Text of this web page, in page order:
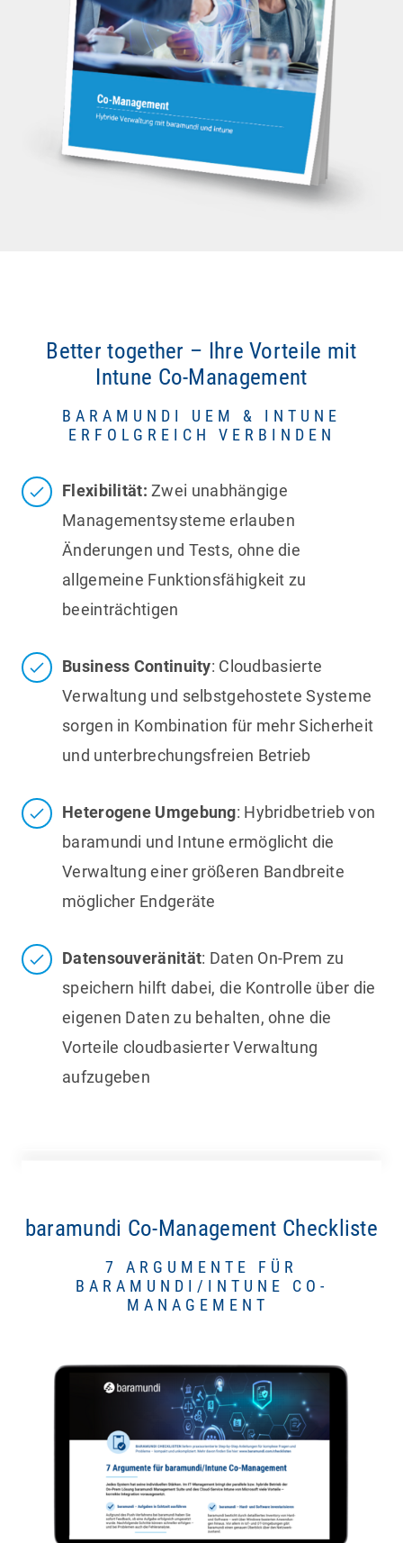
Better together – Ihre Vorteile mit
Intune Co-Management
BARAMUNDI UEM & INTUNE
ERFOLGREICH VERBINDEN
Flexibilität: Zwei unabhängige
Managementsysteme erlauben
Änderungen und Tests, ohne die
allgemeine Funktionsfähigkeit zu
beeinträchtigen
Business Continuity: Cloudbasierte
Verwaltung und selbstgehostete Systeme
sorgen in Kombination für mehr Sicherheit
und unterbrechungsfreien Betrieb
Heterogene Umgebung: Hybridbetrieb von
baramundi und Intune ermöglicht die
Verwaltung einer größeren Bandbreite
möglicher Endgeräte
Datensouveränität: Daten On-Prem zu
speichern hilft dabei, die Kontrolle über die
eigenen Daten zu behalten, ohne die
Vorteile cloudbasierter Verwaltung
aufzugeben
baramundi Co-Management Checkliste
7 ARGUMENTE FÜR
BARAMUNDI/INTUNE CO-
MANAGEMENT